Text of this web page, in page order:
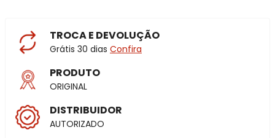
TROCA E DEVOLUÇÃO
Grátis 30 dias Confira
PRODUTO
ORIGINAL
DISTRIBUIDOR
AUTORIZADO